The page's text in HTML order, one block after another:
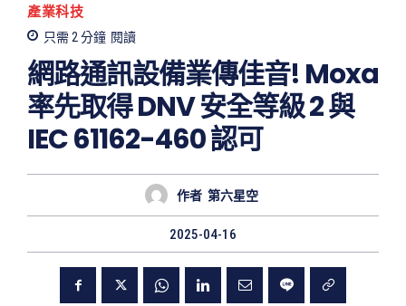
產業科技
只需 2 分鐘 閱讀
網路通訊設備業傳佳音! Moxa
率先取得 DNV 安全等級 2 與
IEC 61162-460 認可
作者 第六星空
2025-04-16